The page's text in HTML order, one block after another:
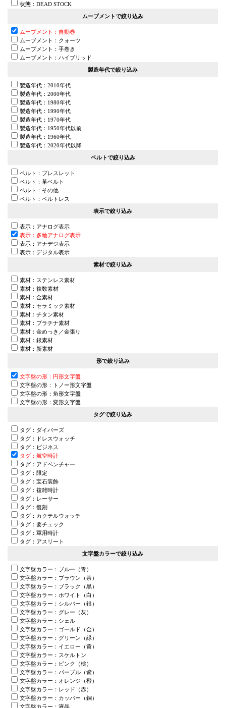
状態：DEAD STOCK
ムーブメントで絞り込み
ムーブメント：自動巻
ムーブメント：クォーツ
ムーブメント：手巻き
ムーブメント：ハイブリッド
製造年代で絞り込み
製造年代：2010年代
製造年代：2000年代
製造年代：1980年代
製造年代：1990年代
製造年代：1970年代
製造年代：1950年代以前
製造年代：1960年代
製造年代：2020年代以降
ベルトで絞り込み
ベルト：ブレスレット
ベルト：革ベルト
ベルト：その他
ベルト：ベルトレス
表示で絞り込み
表示：アナログ表示
表示：多軸アナログ表示
表示：アナデジ表示
表示：デジタル表示
素材で絞り込み
素材：ステンレス素材
素材：複数素材
素材：金素材
素材：セラミック素材
素材：チタン素材
素材：プラチナ素材
素材：金めっき／金張り
素材：銀素材
素材：新素材
形で絞り込み
文字盤の形：円形文字盤
文字盤の形：トノー形文字盤
文字盤の形：角形文字盤
文字盤の形：変形文字盤
タグで絞り込み
タグ：ダイバーズ
タグ：ドレスウォッチ
タグ：ビジネス
タグ：航空時計
タグ：アドベンチャー
タグ：限定
タグ：宝石装飾
タグ：複雑時計
タグ：レーサー
タグ：復刻
タグ：カクテルウォッチ
タグ：要チェック
タグ：軍用時計
タグ：アスリート
文字盤カラーで絞り込み
文字盤カラー：ブルー（青）
文字盤カラー：ブラウン（茶）
文字盤カラー：ブラック（黒）
文字盤カラー：ホワイト（白）
文字盤カラー：シルバー（銀）
文字盤カラー：グレー（灰）
文字盤カラー：シェル
文字盤カラー：ゴールド（金）
文字盤カラー：グリーン（緑）
文字盤カラー：イエロー（黄）
文字盤カラー：スケルトン
文字盤カラー：ピンク（桃）
文字盤カラー：パープル（紫）
文字盤カラー：オレンジ（橙）
文字盤カラー：レッド（赤）
文字盤カラー：カッパー（銅）
文字盤カラー：液晶